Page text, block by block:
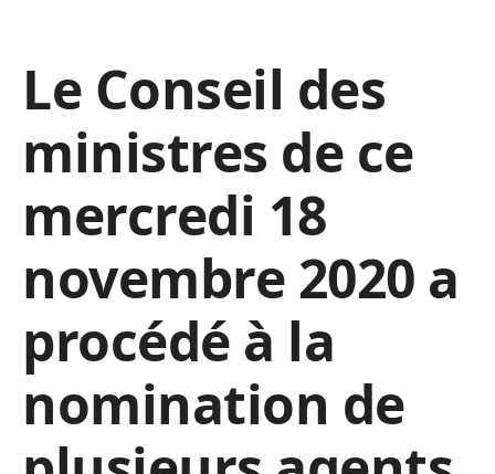
Le Conseil des
ministres de ce
mercredi 18
novembre 2020 a
procédé à la
nomination de